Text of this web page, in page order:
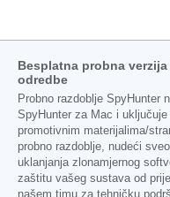
Besplatna probna
odredbe
Probno razdoblje SpyHunter
SpyHunter za Mac i
promotivnim materijalima/
probno razdoblje, nudeći
uklanjanja zlonamjernog
zaštitu vašeg sustava od
našem timu za tehničku